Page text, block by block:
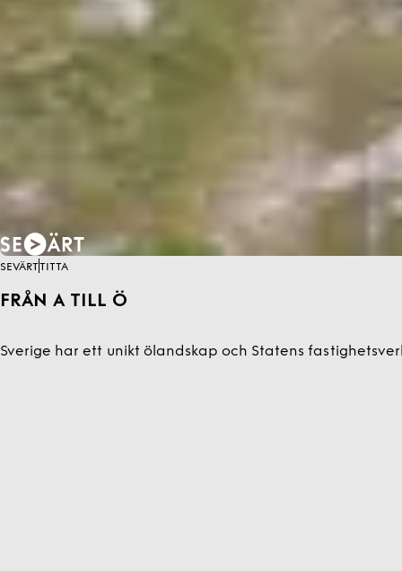
SEVÄRT TITTA
FRÅN A TILL Ö
Sverige har ett unikt ölandskap och Statens